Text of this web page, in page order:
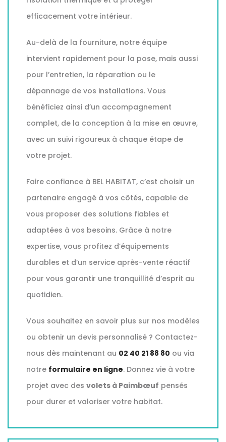
efficacement votre intérieur.
Au-delà de la fourniture, notre équipe
intervient rapidement pour la pose, mais aussi
pour l’entretien, la réparation ou le
dépannage de vos installations. Vous
bénéficiez ainsi d’un accompagnement
complet, de la conception à la mise en œuvre,
avec un suivi rigoureux à chaque étape de
votre projet.
Faire confiance à BEL HABITAT, c’est choisir un
partenaire engagé à vos côtés, capable de
vous proposer des solutions fiables et
adaptées à vos besoins. Grâce à notre
expertise, vous profitez d’équipements
durables et d’un service après-vente réactif
pour vous garantir une tranquillité d’esprit au
quotidien.
Vous souhaitez en savoir plus sur nos modèles
ou obtenir un devis personnalisé ? Contactez-
nous dès maintenant au 02 40 21 88 80 ou via
notre formulaire en ligne. Donnez vie à votre
projet avec des volets à Paimbœuf pensés
pour durer et valoriser votre habitat.